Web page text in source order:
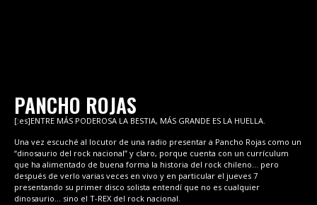
PANCHO ROJAS
[:es]ENTRE MÁS PODEROSA LA BESTIA, MÁS GRANDE ES LA HUELLA.
Una vez escuché al locutor de una radio presentar a Pancho Rojas como un
“dinosaurio del rock nacional” y claro, porque cuenta con un currículum
que ha alimentado de buena forma la historia del rock chileno… pero
después de verlo varias veces en vivo y en particular el jueves 7
presentando su primer disco solista entendí que no es cualquier
dinosaurio… sino el T-REX del rock nacional.